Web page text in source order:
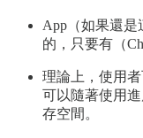
App（如果還是
的，只要有（
理論上，使用
可以隨著使用
存空間。